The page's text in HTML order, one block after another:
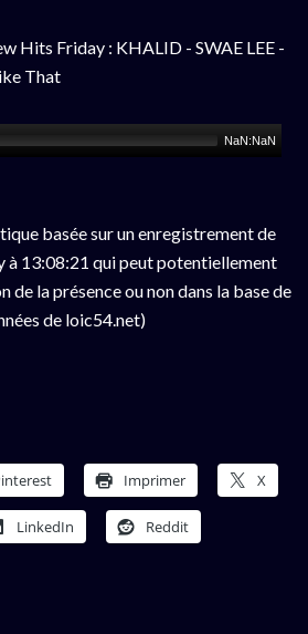
Hits Friday : KHALID - SWAE LEE -
That
NaN:NaN
basée sur un enregistrement de
à 13:08:21 qui peut potentiellement
de la présence ou non dans la base de
de loic54.net)
Imprimer X
LinkedIn Reddit